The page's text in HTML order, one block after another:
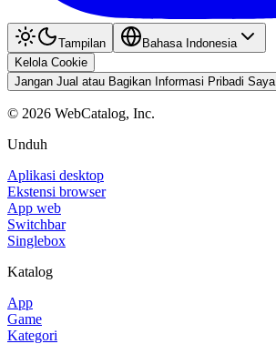
Tampilan
Bahasa Indonesia
Kelola Cookie
Jangan Jual atau Bagikan Informasi Pribadi Saya
© 2026 WebCatalog, Inc.
Unduh
Aplikasi desktop
Ekstensi browser
App web
Switchbar
Singlebox
Katalog
App
Game
Kategori